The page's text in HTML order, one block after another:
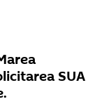
SUA